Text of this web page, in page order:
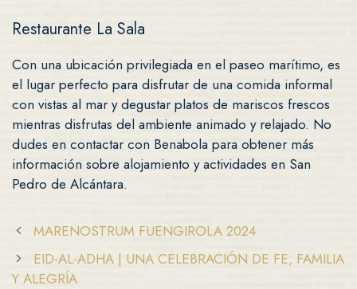
Restaurante La Sala
Con una ubicación privilegiada en el paseo marítimo, es
el lugar perfecto para disfrutar de una comida informal
con vistas al mar y degustar platos de mariscos frescos
mientras disfrutas del ambiente animado y relajado. No
dudes en contactar con Benabola para obtener más
información sobre alojamiento y actividades en San
Pedro de Alcántara.
MARENOSTRUM FUENGIROLA 2024
EID-AL-ADHA | UNA CELEBRACIÓN DE FE, FAMILIA
Y ALEGRÍA